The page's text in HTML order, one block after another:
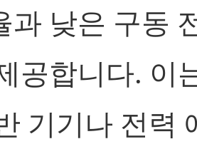
과 낮은 구동
공합니다. 이
기기나 전력